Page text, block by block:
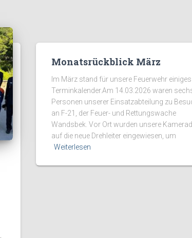
Monatsrückblick März
Im März stand für unsere Feuerwehr
Terminkalender.Am 14.03.2026 waren
Personen unserer Einsatzabteilung zu
an F-21, der Feuer- und Rettungswache
Wandsbek. Vor Ort wurden unsere
auf die neue Drehleiter eingewiesen, um
Weiterlesen